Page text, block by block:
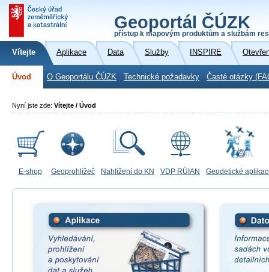
Geoportál ČÚZK
přístup k mapovým produktům a službám
Vítejte Aplikace Data Služby INSPIRE
Úvod O Geoportálu ČÚZK Technické požadavky Časté otázky
Nyní jste zde: Vítejte / Úvod
E-shop Geoprohlížeč Nahlížení do KN VDP RÚIAN Geodetické